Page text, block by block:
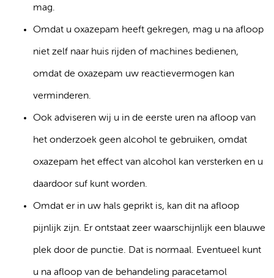
mag.
Omdat u oxazepam heeft gekregen, mag u na afloop
niet zelf naar huis rijden of machines bedienen,
omdat de oxazepam uw reactievermogen kan
verminderen.
Ook adviseren wij u in de eerste uren na afloop van
het onderzoek geen alcohol te gebruiken, omdat
oxazepam het effect van alcohol kan versterken en u
daardoor suf kunt worden.
Omdat er in uw hals geprikt is, kan dit na afloop
pijnlijk zijn. Er ontstaat zeer waarschijnlijk een blauwe
plek door de punctie. Dat is normaal. Eventueel kunt
u na afloop van de behandeling paracetamol